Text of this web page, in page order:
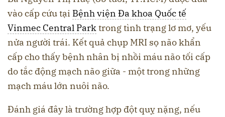
vào cấp cứu tại Bệnh viện Đa khoa Quốc tế
Vinmec Central Parktrong tình trạng lơ mơ, yếu
nửa người trái. Kết quả chụp MRI sọ não khẩn
cấp cho thấy bệnh nhân bị nhồi máu não tối cấp
do tắc động mạch não giữa - một trong những
mạch máu lớn nuôi não.
Đánh giá đây là trường hợp đột quỵ nặng, nếu